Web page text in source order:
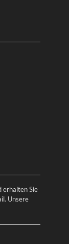
erhalten Sie
Unsere